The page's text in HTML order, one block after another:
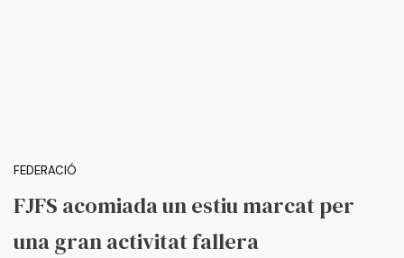
FEDERACIÓ
FJFS acomiada un estiu marcat per
una gran activitat fallera